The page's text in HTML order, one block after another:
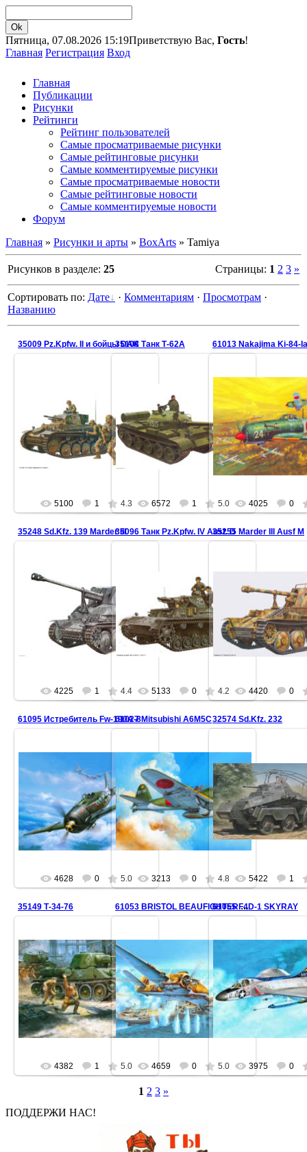
Пятница, 07.08.2026 15:19Приветствую Вас, Гость!
Главная Регистрация Вход
Главная
Публикации
Рисунки
Рейтинги
Рейтинг пользователей
Самые просматриваемые рисунки
Самые рейтинговые рисунки
Самые комментируемые рисунки
Самые просматриваемые новости
Самые рейтинговые новости
Самые комментируемые новости
Форум
Главная » Рисунки и арты » BoxArts » Tamiya
Рисунков в разделе: 25 Страницы: 1 2 3 »
Сортировать по: Дате · Комментариям · Просмотрам ·
Названию
35009 Pz.Kpfw. II и бойцы DAK
5100 1 4.3
35108 Танк Т-62А
6572 1 5.0
61013 Nakajima Ki-84-Ia
4025 0
35248 Sd.Kfz. 139 Marder III
4225 1 4.4
35096 Танк Pz.Kpfw. IV Ausf. D
5133 0 4.2
35255 Marder III Ausf M
4420 0
61095 Истребитель Fw-190A-8
4628 0 5.0
61027 Mitsubishi A6M5C
3213 0 4.8
32574 Sd.Kfz. 232
5422 1
35149 Т-34-76
4382 1 5.0
61053 BRISTOL BEAUFIGHTER Mk.6
4659 0 5.0
61055 F4D-1 SKYRAY
3975 0
1 2 3 »
ПОДДЕРЖИ НАС!